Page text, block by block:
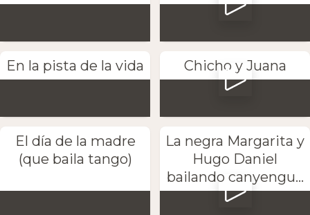
En la pista de la vida Chicho y Juana
El día de la madre
(que baila tango)
La negra Margarita y
Hugo Daniel
bailando canyengu...